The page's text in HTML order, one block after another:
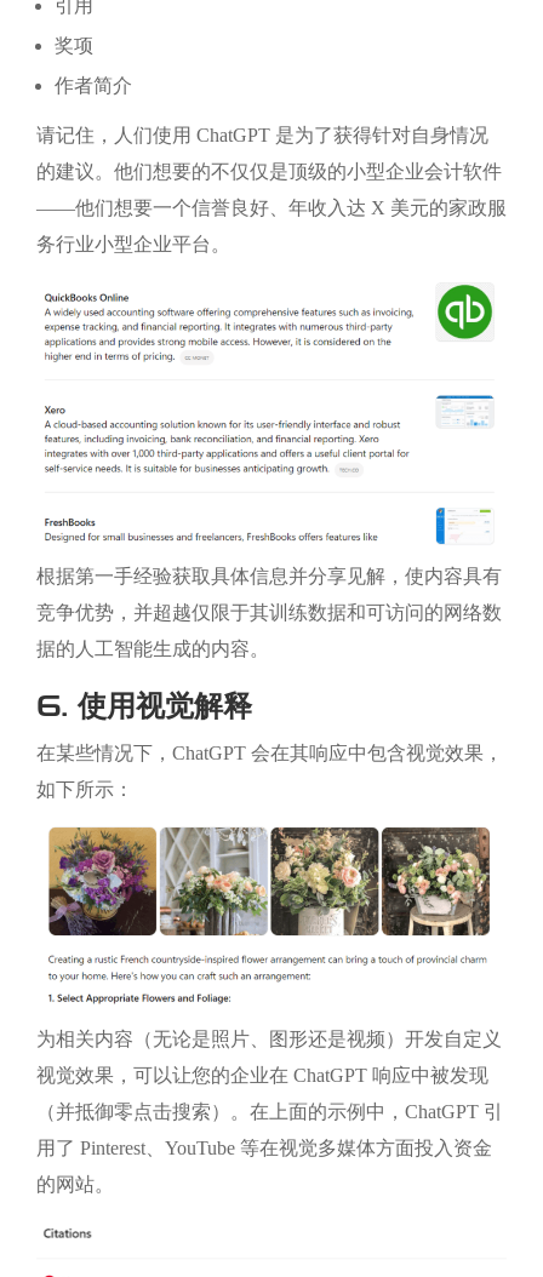
引用
奖项
作者简介
请记住，人们使用 ChatGPT 是为了获得针对自身情况
的建议。他们想要的不仅仅是顶级的小型企业会计软件
——他们想要一个信誉良好、年收入达 X 美元的家政服
务行业小型企业平台。
根据第一手经验获取具体信息并分享见解，使内容具有
竞争优势，并超越仅限于其训练数据和可访问的网络数
据的人工智能生成的内容。
6. 使用视觉解释
在某些情况下，ChatGPT 会在其响应中包含视觉效果，
如下所示：
为相关内容（无论是照片、图形还是视频）开发自定义
视觉效果，可以让您的企业在 ChatGPT 响应中被发现
（并抵御零点击搜索）。在上面的示例中，ChatGPT 引
用了 Pinterest、YouTube 等在视觉多媒体方面投入资金
的网站。